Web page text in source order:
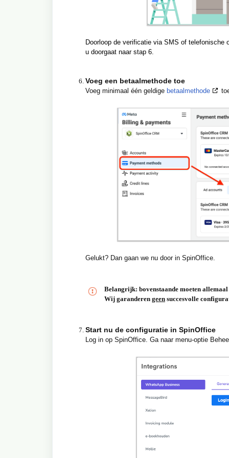
Doorloop de verificatie via SMS of
u doorgaat naar stap 6.
Voeg een betaalmethode toe
Voeg minimaal één geldige betaalmethode
Gelukt? Dan gaan we nu door in SpinOffice.
Belangrijk: bovenstaande moeten
Wij garanderen geen succesvolle
Start nu de configuratie in SpinOffice
Log in op SpinOffice. Ga naar menu-optie